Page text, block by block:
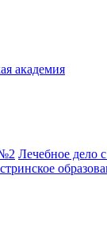
академия
Лечебное дело